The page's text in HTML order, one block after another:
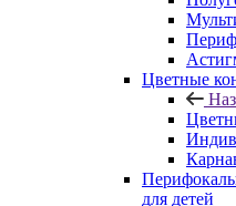
Цветные
для детей